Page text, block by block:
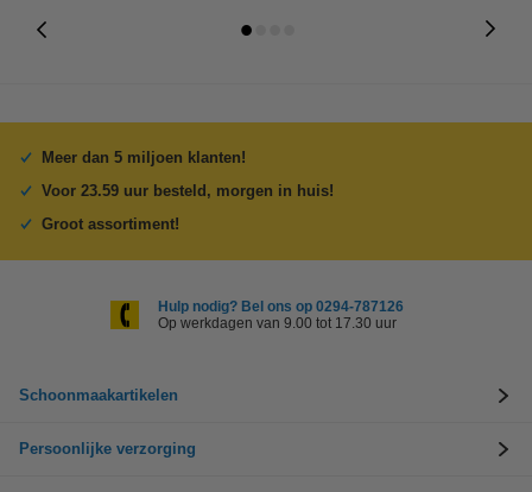
Meer dan 5 miljoen klanten!
Voor 23.59 uur besteld, morgen in huis!
Groot assortiment!
Hulp nodig? Bel ons op 0294-787126
Op werkdagen van 9.00 tot 17.30 uur
Schoonmaakartikelen
Persoonlijke verzorging